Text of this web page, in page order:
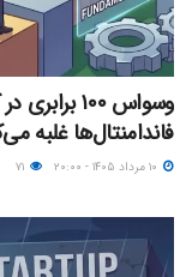
وسواس ۱۰۰
فاندامنتال‌ها غلبه